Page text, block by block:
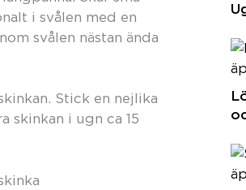
i svålen med en
svålen nästan ända
Stick en nejlika
skinkan i ugn ca 15